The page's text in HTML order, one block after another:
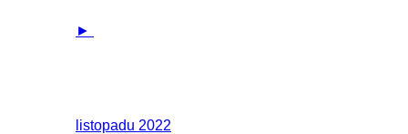
►
listopadu 2022